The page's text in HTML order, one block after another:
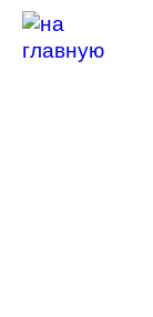
Оправа
в
товара в